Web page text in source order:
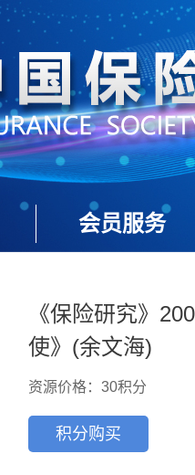
会员服务
《保险研究》
使》(余文海)
资源价格：30积分
积分购买